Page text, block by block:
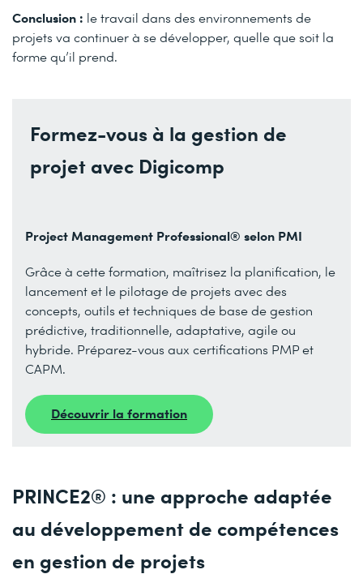
Conclusion : le travail dans des environnements de
projets va continuer à se développer, quelle que soit la
forme qu’il prend.
Formez-vous à la gestion de
projet avec Digicomp
Project Management Professional® selon PMI
Grâce à cette formation, maîtrisez la planification, le
lancement et le pilotage de projets avec des
concepts, outils et techniques de base de gestion
prédictive, traditionnelle, adaptative, agile ou
hybride. Préparez-vous aux certifications PMP et
CAPM.
Découvrir la formation
PRINCE2® : une approche adaptée
au développement de compétences
en gestion de projets